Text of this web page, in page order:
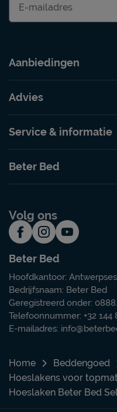
Aanbiedingen
Advies
Service & informatie
Beter Bed
Volg ons
Beter Bed
Hoofdkantoor:
Bedrijfsnaam: Beter Bed
Geregistreerd onder:
Telefoonnummer: +32 144
E-mailadres:
Home Beddengoed
Hoeslakens voor
Hoeslaken Beter Bed